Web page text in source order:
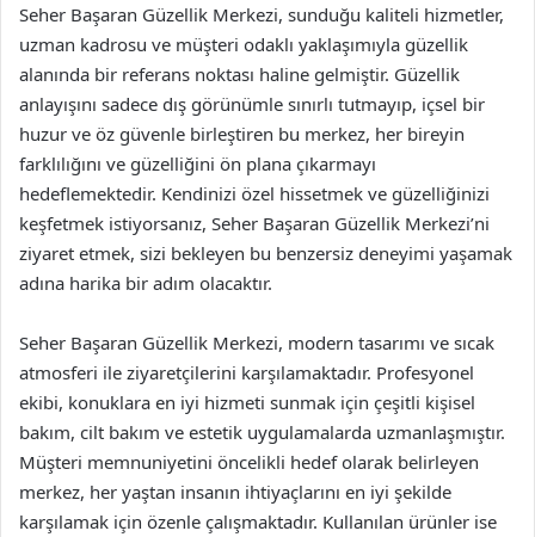
Seher Başaran Güzellik Merkezi, sunduğu kaliteli hizmetler,
uzman kadrosu ve müşteri odaklı yaklaşımıyla güzellik
alanında bir referans noktası haline gelmiştir. Güzellik
anlayışını sadece dış görünümle sınırlı tutmayıp, içsel bir
huzur ve öz güvenle birleştiren bu merkez, her bireyin
farklılığını ve güzelliğini ön plana çıkarmayı
hedeflemektedir. Kendinizi özel hissetmek ve güzelliğinizi
keşfetmek istiyorsanız, Seher Başaran Güzellik Merkezi’ni
ziyaret etmek, sizi bekleyen bu benzersiz deneyimi yaşamak
adına harika bir adım olacaktır.
Seher Başaran Güzellik Merkezi, modern tasarımı ve sıcak
atmosferi ile ziyaretçilerini karşılamaktadır. Profesyonel
ekibi, konuklara en iyi hizmeti sunmak için çeşitli kişisel
bakım, cilt bakım ve estetik uygulamalarda uzmanlaşmıştır.
Müşteri memnuniyetini öncelikli hedef olarak belirleyen
merkez, her yaştan insanın ihtiyaçlarını en iyi şekilde
karşılamak için özenle çalışmaktadır. Kullanılan ürünler ise